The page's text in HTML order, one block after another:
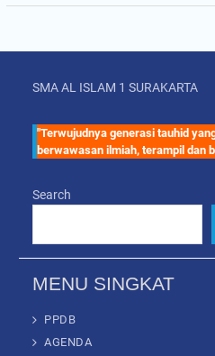
SMA AL ISLAM 1 SURAKARTA
"Terwujudnya generasi tauhid
berwawasan ilmiah, terampil dan
Search
MENU SINGKAT
PPDB
AGENDA